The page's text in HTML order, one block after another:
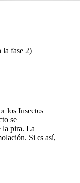
la fase 2)
los Insectos
se
la pira. La
Si es así,